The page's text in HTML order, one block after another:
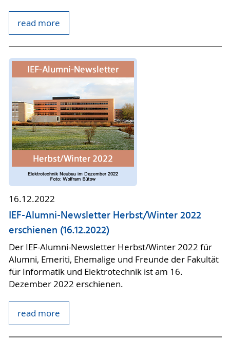
read more
16.12.2022
IEF-Alumni-Newsletter Herbst/Winter 2022
erschienen (16.12.2022)
Der IEF-Alumni-Newsletter Herbst/Winter 2022 für
Alumni, Emeriti, Ehemalige und Freunde der Fakultät
für Informatik und Elektrotechnik ist am 16.
Dezember 2022 erschienen.
read more